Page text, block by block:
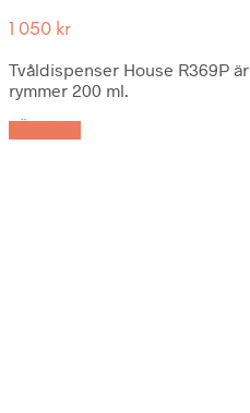
1 050 kr
Tvåldispenser House R369P
rymmer 200 ml.